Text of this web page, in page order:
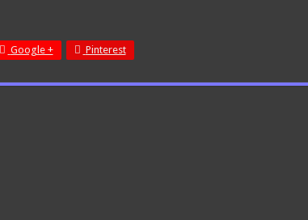
Google + Pinterest